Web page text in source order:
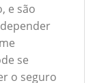
e são
se
o seguro